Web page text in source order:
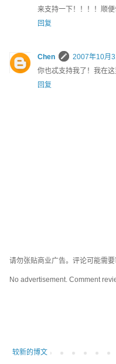
来支持一下！！！！顺
回复
Chen
2007年10月
你也忒支持我了！我在这
回复
请勿张贴商业广告。评论可能需要
No advertisement. Comment
较新的博文